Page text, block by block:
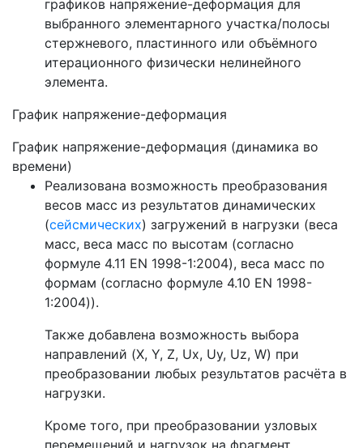
графиков напряжение-деформация для
выбранного элементарного участка/полосы
стержневого, пластинного или объёмного
итерационного физически нелинейного
элемента.
График напряжение-деформация
График напряжение-деформация (динамика во
времени)
Реализована возможность преобразования
весов масс из результатов динамических
(сейсмических) загружений в нагрузки (веса
масс, веса масс по высотам (согласно
формуле 4.11 EN 1998-1:2004), веса масс по
формам (согласно формуле 4.10 EN 1998-
1:2004)).
Также добавлена возможность выбора
направлений (X, Y, Z, Ux, Uy, Uz, W) при
преобразовании любых результатов расчёта в
нагрузки.
Кроме того, при преобразовании узловых